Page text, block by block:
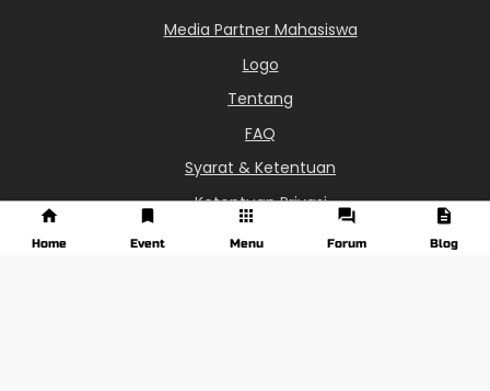
Media Partner Mahasiswa
Logo
Tentang
FAQ
Syarat & Ketentuan
Ketentuan Privasi
0851-6113-8687
Home Event Menu Forum Blog